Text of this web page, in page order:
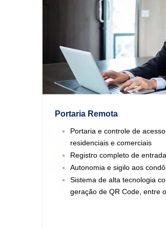
Portaria Remota
Portaria e controle de
residenciais e comerciais
Registro completo de
Autonomia e sigilo aos
Sistema de alta tecnologia
geração de QR Code, entre